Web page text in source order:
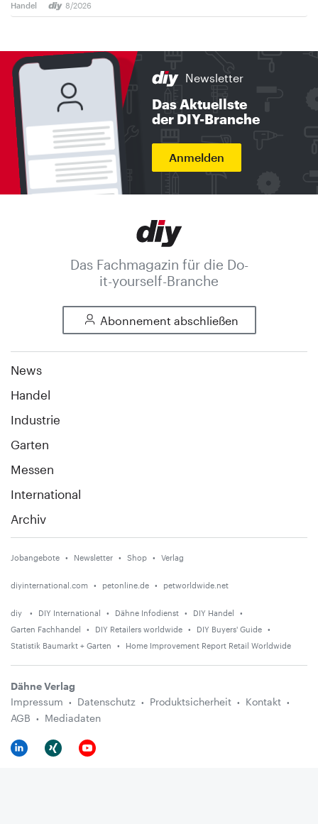
Handel 8/2026
Newsletter
Das Aktuellste
der DIY-Branche
Anmelden
Das Fachmagazin für die Do-
it-yourself-Branche
Abonnement abschließen
News
Handel
Industrie
Garten
Messen
International
Archiv
Jobangebote Newsletter Shop Verlag
diyinternational.com petonline.de petworldwide.net
diy DIY International Dähne Infodienst
DIY Handel
Garten Fachhandel
DIY Retailers worldwide
DIY Buyers' Guide
Statistik Baumarkt + Garten
Home Improvement Report Retail Worldwide
Dähne Verlag
Impressum
Datenschutz Produktsicherheit
Kontakt
AGB
Mediadaten